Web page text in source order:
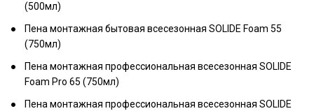
(500мл)
Пена монтажная бытовая всесезонная SOLIDE Foam 55
(750мл)
Пена монтажная профессиональная всесезонная SOLIDE
Foam Pro 65 (750мл)
Пена монтажная профессиональная всесезонная SOLIDE